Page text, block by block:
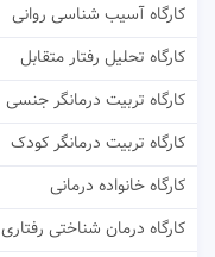
کارگاه آسیب شناسی روانی
کارگاه تحلیل رفتار متقابل
کارگاه تربیت درمانگر جنسی
کارگاه تربیت درمانگر کودک
کارگاه خانواده درمانی
کارگاه درمان شناختی رفتاری